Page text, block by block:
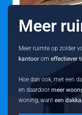
Meer
Meer ruimte op zolder
kantoor omeffectiever
Hoe dan ook, met een
en daardoormeer
woning, wanteen